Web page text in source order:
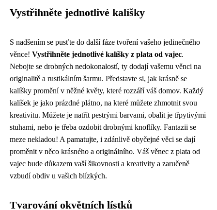
Vystřihněte jednotlivé kalíšky
S nadšením se pusťte do další fáze tvoření vašeho jedinečného
věnce! Vystřihněte jednotlivé kalíšky z plata od vajec.
Nebojte se drobných nedokonalostí, ty dodají vašemu věnci na
originalitě a rustikálním šarmu. Představte si, jak krásně se
kalíšky promění v něžné květy, které rozzáří váš domov. Každý
kalíšek je jako prázdné plátno, na které můžete zhmotnit svou
kreativitu. Můžete je natřít pestrými barvami, obalit je třpytivými
stuhami, nebo je třeba ozdobit drobnými knoflíky. Fantazii se
meze nekladou! A pamatujte, i zdánlivě obyčejné věci se dají
proměnit v něco krásného a originálního. Váš věnec z plata od
vajec bude důkazem vaší šikovnosti a kreativity a zaručeně
vzbudí obdiv u vašich blízkých.
Tvarování okvětních lístků